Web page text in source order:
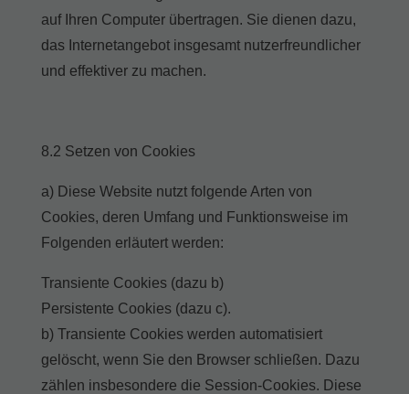
auf Ihren Computer übertragen. Sie dienen dazu,
das Internetangebot insgesamt nutzerfreundlicher
und effektiver zu machen.
8.2 Setzen von Cookies
a) Diese Website nutzt folgende Arten von
Cookies, deren Umfang und Funktionsweise im
Folgenden erläutert werden:
Transiente Cookies (dazu b)
Persistente Cookies (dazu c).
b) Transiente Cookies werden automatisiert
gelöscht, wenn Sie den Browser schließen. Dazu
zählen insbesondere die Session-Cookies. Diese